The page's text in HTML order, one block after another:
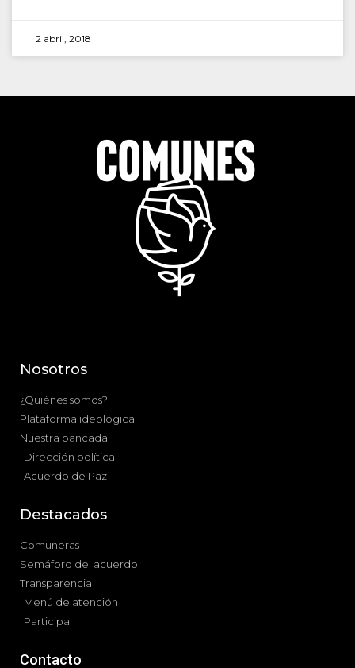
2 abril, 2018
Nosotros
¿Quiénes somos?
Plataforma ideológica
Nuestra bancada
Dirección política
Acuerdo de Paz
Destacados
Comuneras
Semáforo del acuerdo
Transparencia
Menú de atención
Participa
Contacto